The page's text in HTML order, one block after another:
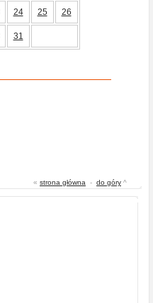
24 25 26
31
« strona główna - do góry ^